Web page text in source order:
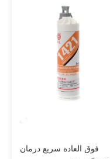
فوق العاده سریع درمان